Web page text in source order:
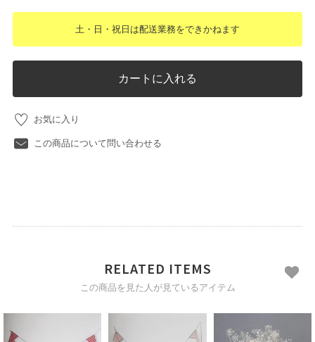
土・日・祝日は配送業務をできかねます
カートに入れる
お気に入り
この商品について問い合わせる
RELATED ITEMS
この商品を見た人が見ているアイテム